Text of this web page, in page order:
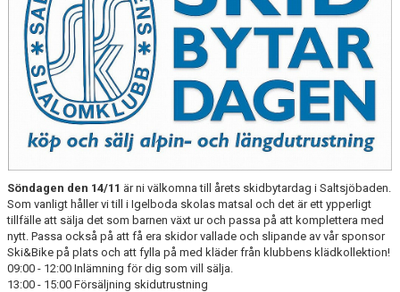
DOKUMENT
KONTAKT
PARTNERSKAP
Söndagen den 14/11 är ni välkomna till årets skidbytardag i Saltsjöbaden.
Som vanligt håller vi till i Igelboda skolas matsal och det är ett ypperligt
tillfälle att sälja det som barnen växt ur och passa på att komplettera med
nytt. Passa också på att få era skidor vallade och slipande av vår sponsor
Ski&Bike på plats och att fylla på med kläder från klubbens klädkollektion!
09:00 - 12:00 Inlämning för dig som vill sälja.
13:00 - 15:00 Försäljning skidutrustning